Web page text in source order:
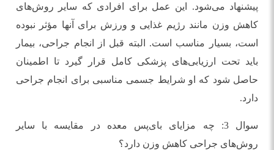
پیشنهاد می‌شود. این عمل برای افرادی که سایر روش‌های
کاهش وزن مانند رژیم غذایی و ورزش برای آنها مؤثر نبوده
است، بسیار مناسب است. البته قبل از انجام جراحی، بیمار
باید تحت ارزیابی‌های پزشکی کامل قرار گیرد تا اطمینان
حاصل شود که او شرایط جسمی مناسبی برای انجام جراحی
دارد.
سوال 3: چه مزایای بای‌پس معده در مقایسه با سایر
روش‌های جراحی کاهش وزن دارد؟